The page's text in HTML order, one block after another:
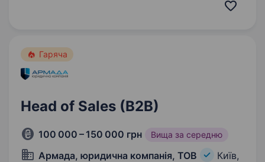
канали продажів та відповідати за досягнення
Гаряча
Head of Sales (B2B)
100 000 – 150 000 грн Вища за середню
Армада, юридична компанія, ТОВ
Київ,